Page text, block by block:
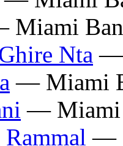
Miami
Nta —
— Miami
— Miami
—